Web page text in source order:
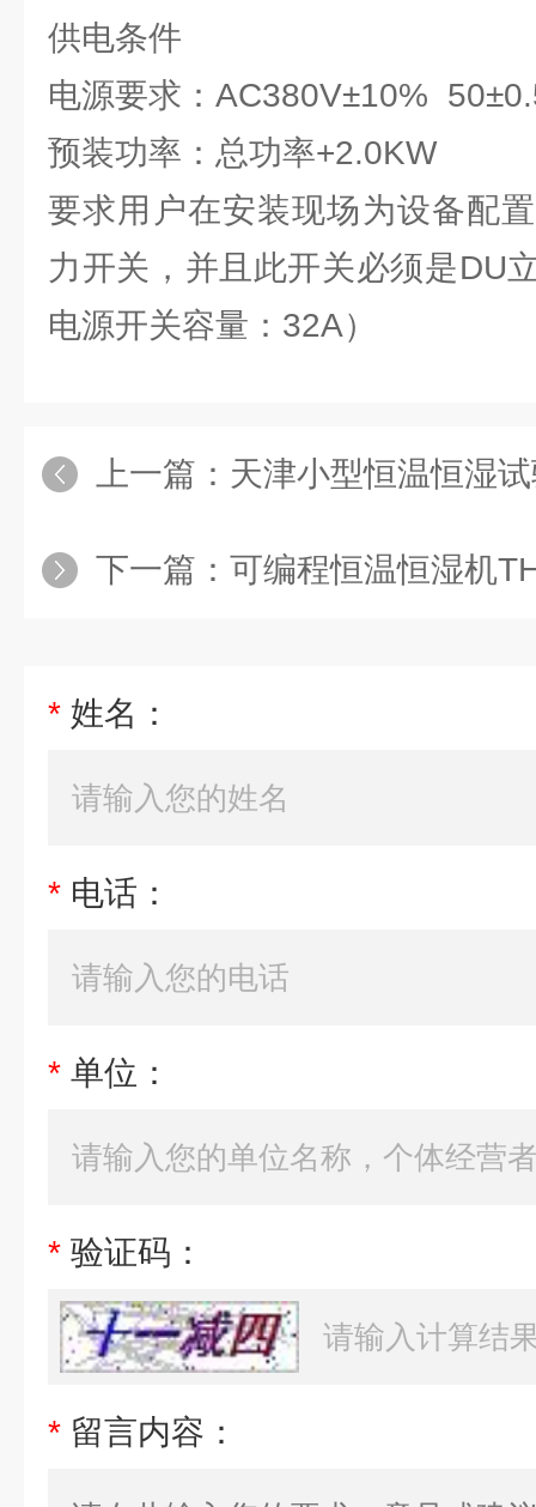
供电条件
电源要求：AC380V±10%
预装功率：总功率+2.0KW
要求用户在安装现场为设备配
力开关，并且此开关必须是DU
电源开关容量：32A）
上一篇： 天津小型恒温恒湿
下一篇： 可编程恒温恒湿机
* 姓名：
* 电话：
* 单位：
* 验证码：
* 留言内容：